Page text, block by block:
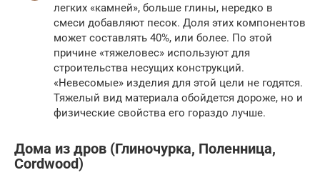
легких «камней», больше глины, нередко в
смеси добавляют песок. Доля этих компонентов
может составлять 40%, или более. По этой
причине «тяжеловес» используют для
строительства несущих конструкций.
«Невесомые» изделия для этой цели не годятся.
Тяжелый вид материала обойдется дороже, но и
физические свойства его гораздо лучше.
Дома из дров (Глиночурка, Поленница,
Cordwood)